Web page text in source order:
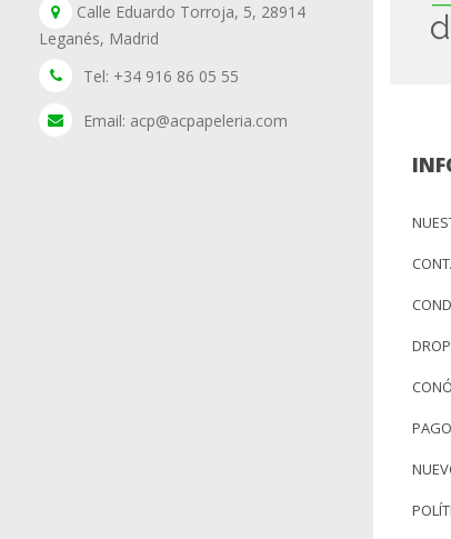
Calle Eduardo Torroja, 5, 28914
Leganés, Madrid
Tel: +34 916 86 05 55
Email: acp@acpapeleria.com